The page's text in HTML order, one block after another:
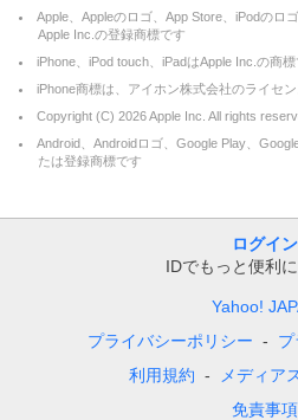
Apple、Appleのロゴ、App Store、iPodのロ
Apple Inc.の登録商標です
iPhone、iPod touch、iPadはApple Inc.の商標
iPhone商標は、アイホン株式会社のライセ
Copyright (C) 2026Apple Inc. All rights
Android、Androidロゴ、Google Play、
たは登録商標です
ログイン
IDでもっと便利に
Yahoo!
プライバシーポリシー
利用規約
メディア
免責事項